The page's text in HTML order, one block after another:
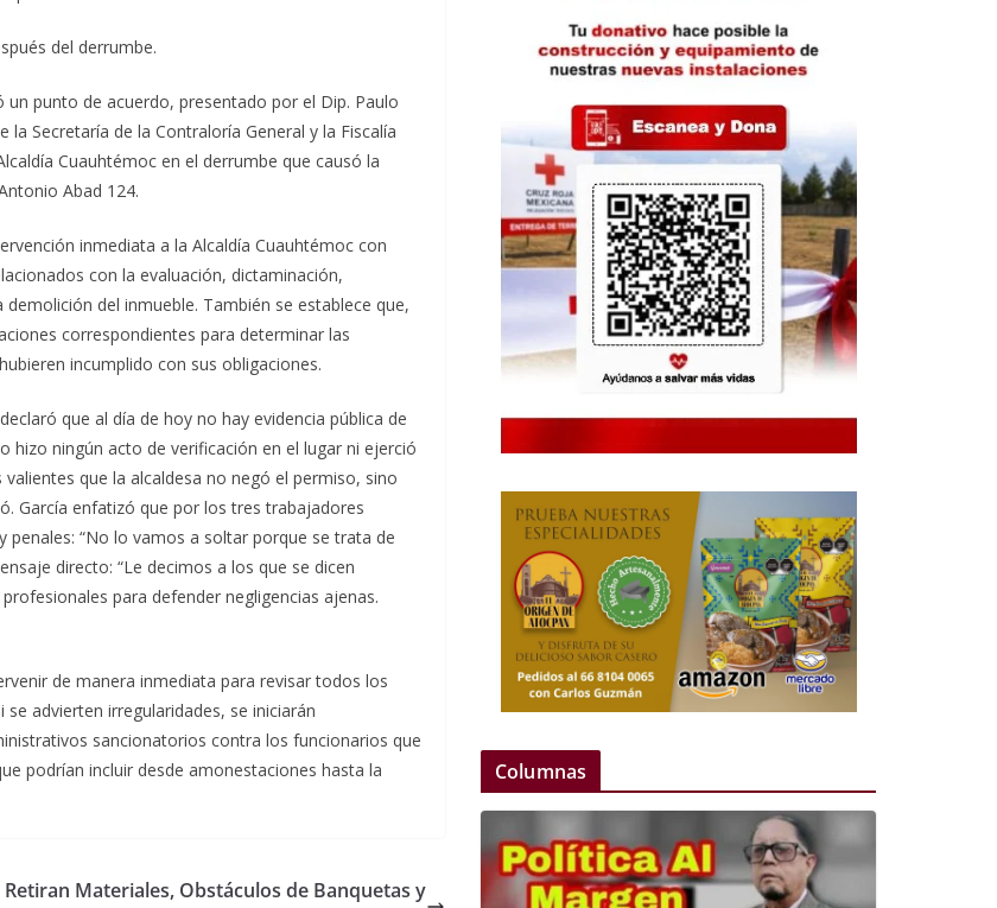
del derrumbe.
punto de acuerdo, presentado por el Dip. Paulo
Secretaría de la Contraloría General y la Fiscalía
Cuauhtémoc en el derrumbe que causó la
Abad 124.
inmediata a la Alcaldía Cuauhtémoc con
con la evaluación, dictaminación,
del inmueble. También se establece que,
correspondientes para determinar las
incumplido con sus obligaciones.
que al día de hoy no hay evidencia pública de
hizo ningún acto de verificación en el lugar ni ejerció
que la alcaldesa no negó el permiso, sino
García enfatizó que por los tres trabajadores
penales: “No lo vamos a soltar porque se trata de
directo: “Le decimos a los que se dicen
para defender negligencias ajenas.
de manera inmediata para revisar todos los
advierten irregularidades, se iniciarán
sancionatorios contra los funcionarios que
podrían incluir desde amonestaciones hasta la
Retiran Materiales, Obstáculos de Banquetas y
Columnas